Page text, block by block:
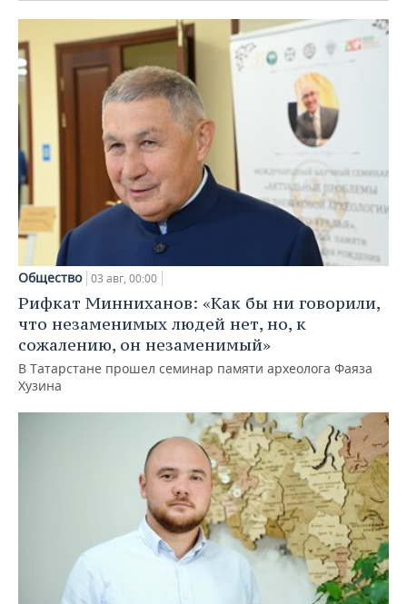
Общество 03 авг, 00:00
Рифкат Минниханов: «Как бы ни говорили,
что незаменимых людей нет, но, к
сожалению, он незаменимый»
В Татарстане прошел семинар памяти археолога Фаяза
Хузина